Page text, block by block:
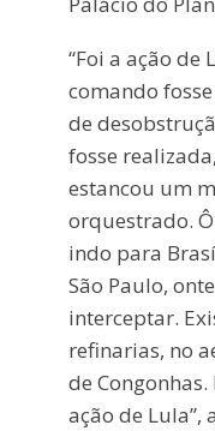
“Foi a ação
comando
de
fosse
estancou um
orquestrado.
indo para
São Paulo,
interceptar.
refinarias, no
de
ação de Lula”,